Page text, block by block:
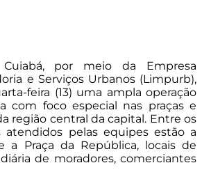
por meio da Empresa
e Serviços Urbanos (Limpurb),
feira (13) uma ampla operação
com foco especial nas praças e
região central da capital. Entre os
atendidos pelas equipes estão a
a Praça da República, locais de
de moradores, comerciantes